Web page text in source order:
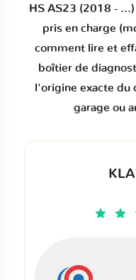
HS AS23 (2018 - ...)
pris en charge
comment lire et
boîtier de
l'origine exacte du
garage ou